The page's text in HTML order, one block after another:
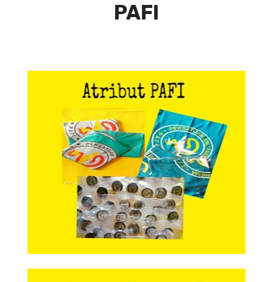
PAFI
Atribut PAFI
Atribut PAFI